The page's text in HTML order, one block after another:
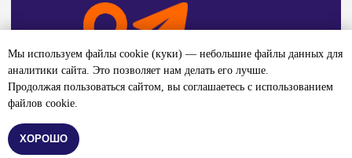
Мы используем файлы cookie (куки) — небольшие файлы данных для
аналитики сайта. Это позволяет нам делать его лучше.
Продолжая пользоваться сайтом, вы соглашаетесь с использованием
файлов cookie.
ХОРОШО